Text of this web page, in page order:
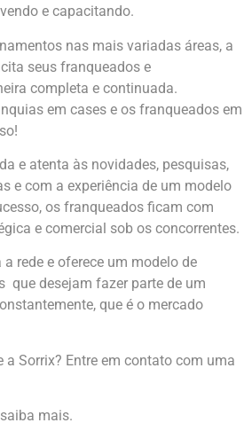
e capacitando.
nas mais variadas áreas, a
seus franqueados e
completa e continuada.
em cases e os franqueados em
e atenta às novidades, pesquisas,
e com a experiência de um modelo
os franqueados ficam com
e comercial sob os concorrentes.
rede e oferece um modelo de
que desejam fazer parte de um
que é o mercado
a Sorrix? Entre em contato com uma
mais.